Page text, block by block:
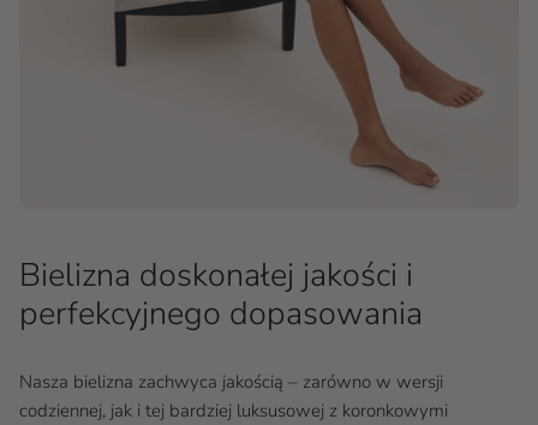
Bielizna doskonałej jakości i
perfekcyjnego dopasowania
Nasza bielizna zachwyca jakością – zarówno w wersji
codziennej, jak i tej bardziej luksusowej z koronkowymi